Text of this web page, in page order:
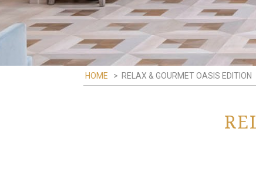
HOME > RELAX & GOURMET OASIS EDITION